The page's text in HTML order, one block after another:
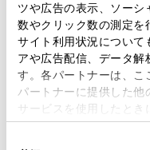
ツや広告の表示、ソーシ
数やクリック数の測定を
サイト利用状況について
アや広告配信、データ解
す。各パートナーは、こ
パートナーに提供した他
サービスを使用したと
使用することがあります
トレッド前／後
1470/1450mm
室内長×室内幅× 室内高
940 ×1420×1030mm
車両重量
1280kg